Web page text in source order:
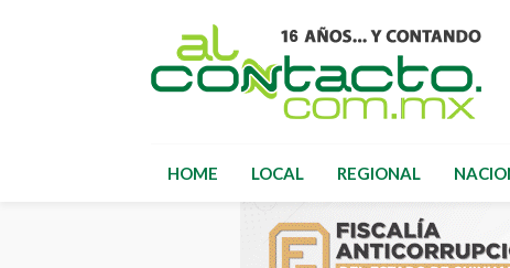
HOME LOCAL REGIONAL